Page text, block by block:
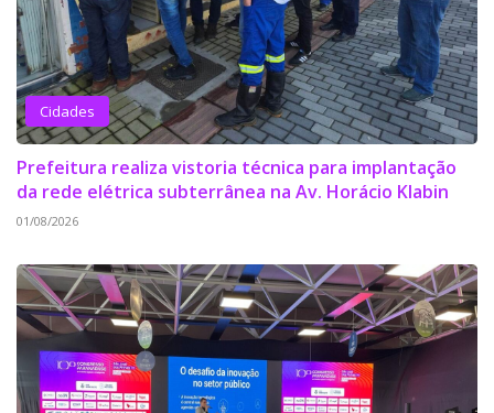
Cidades
Prefeitura realiza vistoria técnica para implantação
da rede elétrica subterrânea na Av. Horácio Klabin
01/08/2026